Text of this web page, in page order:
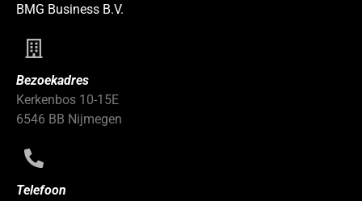
BMG Business B.V.
Bezoekadres
Kerkenbos 10-15E
6546 BB Nijmegen
Telefoon